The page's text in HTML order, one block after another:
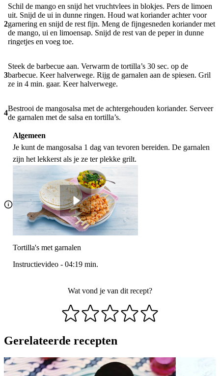
2
Schil de mango en snijd het vruchtvlees in blokjes. Pers de limoen
uit. Snijd de ui in dunne ringen. Houd wat koriander achter voor
garnering en snijd de rest fijn. Meng de fijngesneden koriander met
de mango, ui en limoensap. Snijd de rest van de peper in dunne
ringetjes en voeg toe.
3
Steek de barbecue aan. Verwarm de tortilla’s 30 sec. op de
barbecue. Keer halverwege. Rijg de garnalen aan de spiesen. Gril
ze in 4 min. gaar. Keer halverwege.
4
Bestrooi de mangosalsa met de achtergehouden koriander. Serveer
de garnalen met de salsa en tortilla’s.
Algemeen
Je kunt de mangosalsa 1 dag van tevoren bereiden. De garnalen
zijn het lekkerst als je ze ter plekke grilt.
Tortilla's met garnalen
Instructievideo - 04:19 min.
Wat vond je van dit recept?
Gerelateerde recepten